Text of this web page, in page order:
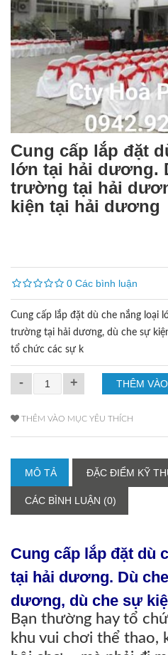
Cung cấp lắp đặt
lớn tại hải dương.
trường tại hải
kiện tại hải dương
0 Các bình luận
Cung cấp lắp đặt dù che nắng loại
trường tại hải dương, dù che sự
tổ chức các sự k
- +
THÊM VÀO MỤC YÊU THÍCH
MÔ TẢ ĐẶC ĐIỂM KỸ
CÁC BÌNH LUẬN (0)
Cung cấp lắp đặt dù
tại hải dương. Dù
dương, dù che sự
Bạn thường hay tổ
khu vui chơi thể thao,